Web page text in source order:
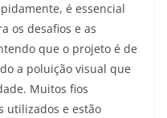
é essencial
os desafios e as
que o projeto é de
a poluição visual que
Muitos fios
utilizados e estão